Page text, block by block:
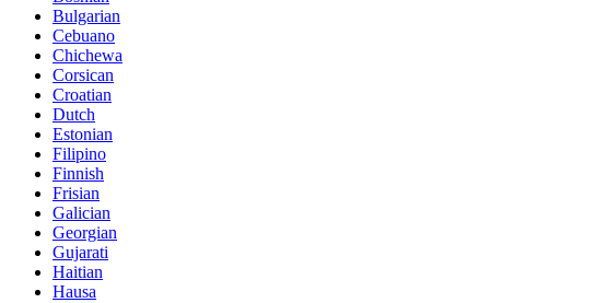
Bulgarian
Cebuano
Chichewa
Corsican
Croatian
Dutch
Estonian
Filipino
Finnish
Frisian
Galician
Georgian
Gujarati
Haitian
Hausa